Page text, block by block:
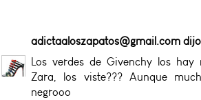
adictaaloszapatos@gmail.com
Los verdes de Givenchy los hay
Zara, los viste??? Aunque
negrooo